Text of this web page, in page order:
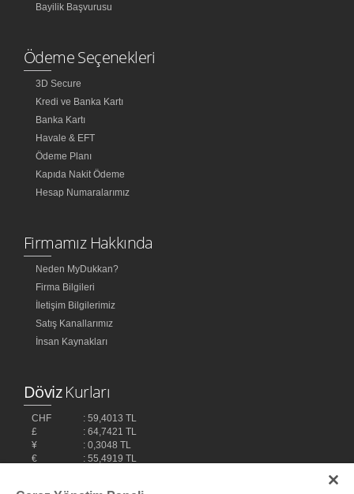
Bayilik Başvurusu
Ödeme Seçenekleri
3D Secure
Kredi ve Banka Kartı
Banka Kartı
Havale & EFT
Ödeme Planı
Kapıda Nakit Ödeme
Hesap Numaralarımız
Firmamız Hakkında
Neden MyDukkan?
Firma Bilgileri
İletişim Bilgilerimiz
Satış Kanallarımız
İnsan Kaynakları
DövizKurları
CHF
: 59,4013 TL
£
: 64,7421 TL
¥
: 0,3048 TL
€
: 55,4919 TL